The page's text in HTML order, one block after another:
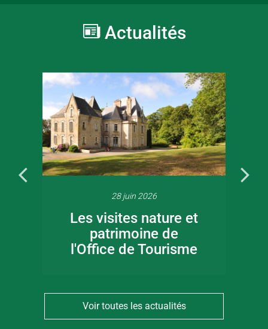
Actualités
28 juin 2026
Les visites nature et
patrimoine de
l'Office de Tourisme
Voir toutes les actualités